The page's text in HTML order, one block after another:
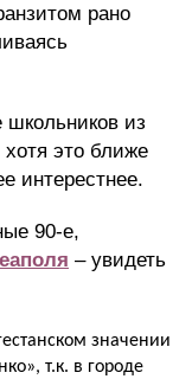
рано
школьников из
это ближе
интерестнее.
90-е,
– увидеть
значении
т.к. в городе